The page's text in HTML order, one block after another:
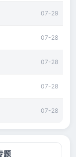
07-29
07-28
07-28
07-28
07-28
题